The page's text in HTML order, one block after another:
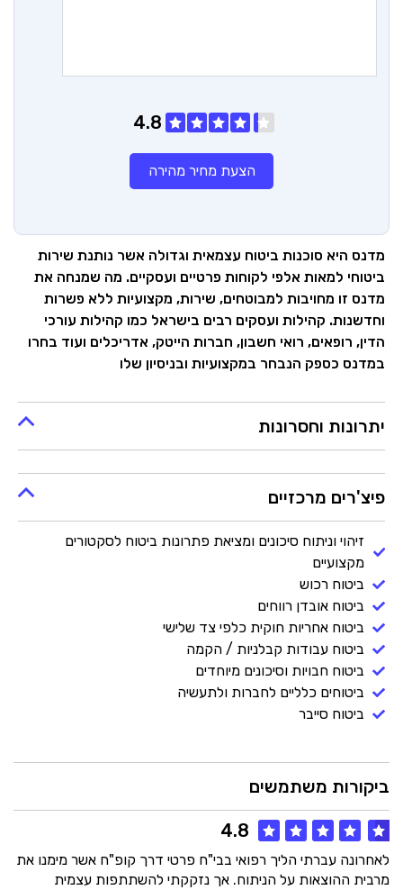
4.8
הצעת מחיר מהירה
מדנס היא סוכנות ביטוח עצמאית וגדולה אשר נותנת שירות
ביטוחי למאות אלפי לקוחות פרטיים ועסקיים. מה שמנחה את
מדנס זו מחויבות למבוטחים, שירות, מקצועיות ללא פשרות
וחדשנות. קהילות ועסקים רבים בישראל כמו קהילות עורכי
הדין, רופאים, רואי חשבון, חברות הייטק, אדריכלים ועוד בחרו
במדנס כספק הנבחר במקצועיות ובניסיון שלו
יתרונות וחסרונות
פיצ'רים מרכזיים
זיהוי וניתוח סיכונים ומציאת פתרונות ביטוח לסקטורים
מקצועיים
ביטוח רכוש
ביטוח אובדן רווחים
ביטוח אחריות חוקית כלפי צד שלישי
ביטוח עבודות קבלניות / הקמה
ביטוח חבויות וסיכונים מיוחדים
ביטוחים כלליים לחברות ולתעשיה
ביטוח סייבר
ביקורות משתמשים
4.8
לאחרונה עברתי הליך רפואי בבי"ח פרטי דרך קופ"ח אשר מימנו את
מרבית ההוצאות על הניתוח. אך נזקקתי להשתתפות עצמית